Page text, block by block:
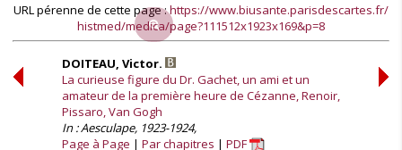
URL pérenne de cette page :https://www.biusante.parisdescartes.fr/
histmed/medica/page?111512x1923x169&p=8
DOITEAU, Victor.
La curieuse figure du Dr. Gachet, un ami et un
amateur de la première heure de Cézanne, Renoir,
Pissaro, Van Gogh
In : Aesculape, 1923-1924,
Page à Page
Par chapitres PDF